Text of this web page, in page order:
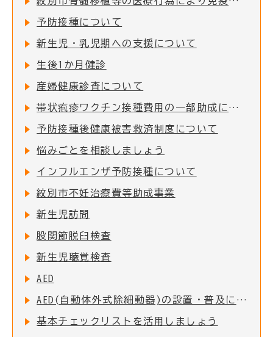
予防接種について
新生児・乳児期への支援について
生後1か月健診
産婦健康診査について
帯状疱疹ワクチン接種費用の一部助成について
予防接種後健康被害救済制度について
悩みごとを相談しましょう
インフルエンザ予防接種について
紋別市不妊治療費等助成事業
新生児訪問
股関節脱臼検査
新生児聴覚検査
AED
AED(自動体外式除細動器)の設置・普及について
基本チェックリストを活用しましょう